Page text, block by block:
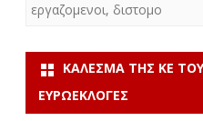
εργαζομενοι, διστομο
ΚΆΛΕΣΜΑ ΤΗΣ ΚΕ ΤΟΥ
ΕΥΡΩΕΚΛΟΓΈΣ